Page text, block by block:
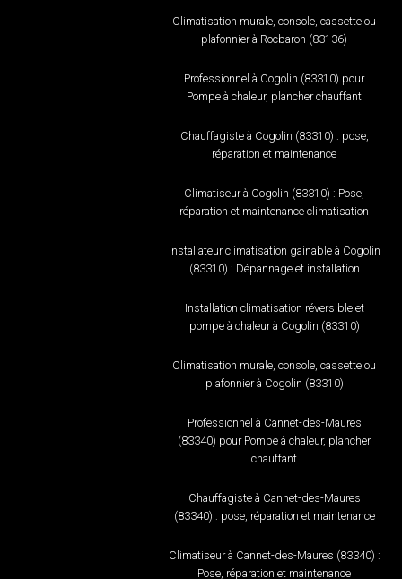
Climatisation murale, console, cassette ou
plafonnier à Rocbaron (83136)
Professionnel à Cogolin (83310) pour
Pompe à chaleur, plancher chauffant
Chauffagiste à Cogolin (83310) : pose,
réparation et maintenance
Climatiseur à Cogolin (83310) : Pose,
réparation et maintenance climatisation
Installateur climatisation gainable à Cogolin
(83310) : Dépannage et installation
Installation climatisation réversible et
pompe à chaleur à Cogolin (83310)
Climatisation murale, console, cassette ou
plafonnier à Cogolin (83310)
Professionnel à Cannet-des-Maures
(83340) pour Pompe à chaleur, plancher
chauffant
Chauffagiste à Cannet-des-Maures
(83340) : pose, réparation et maintenance
Climatiseur à Cannet-des-Maures (83340) :
Pose, réparation et maintenance